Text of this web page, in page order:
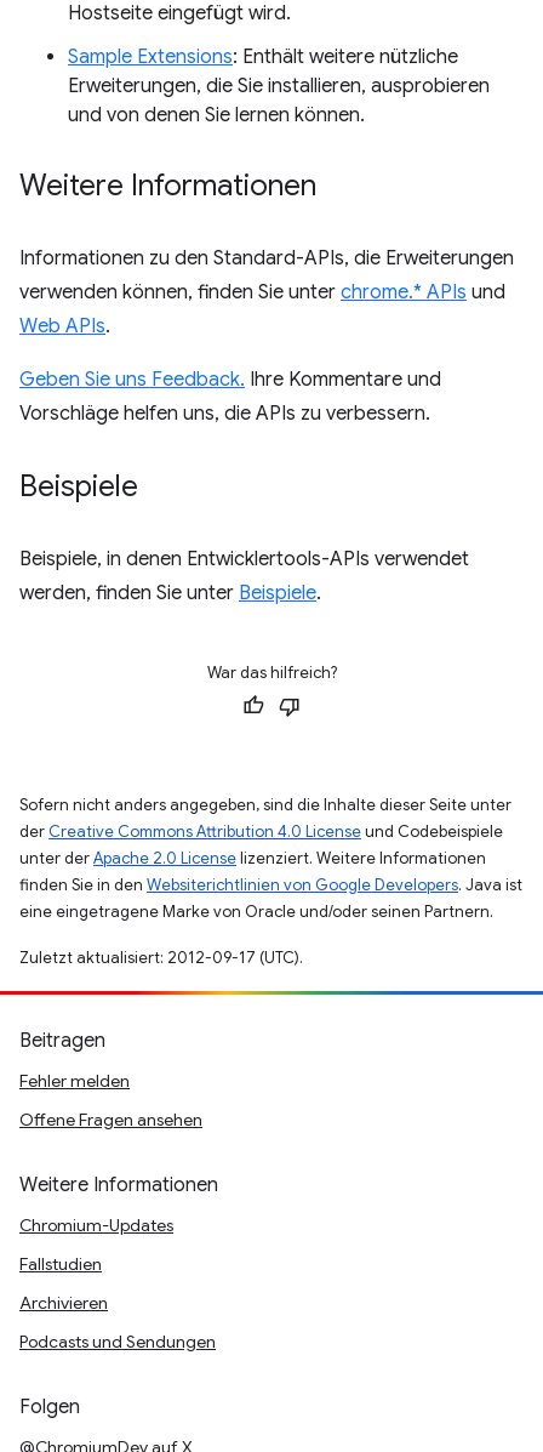
Hostseite eingefügt wird.
Sample Extensions: Enthält weitere nützliche
Erweiterungen, die Sie installieren, ausprobieren
und von denen Sie lernen können.
Weitere Informationen
Informationen zu den Standard-APIs, die Erweiterungen
verwenden können, finden Sie unter chrome.* APIs und
Web APIs.
Geben Sie uns Feedback. Ihre Kommentare und
Vorschläge helfen uns, die APIs zu verbessern.
Beispiele
Beispiele, in denen Entwicklertools-APIs verwendet
werden, finden Sie unter Beispiele.
War das hilfreich?
Sofern nicht anders angegeben, sind die Inhalte dieser Seite unter
der Creative Commons Attribution 4.0 Licenseund Codebeispiele
unter derApache 2.0 Licenselizenziert. Weitere Informationen
finden Sie in den Websiterichtlinien von Google Developers. Java ist
eine eingetragene Marke von Oracle und/oder seinen Partnern.
Zuletzt aktualisiert: 2012-09-17 (UTC).
Beitragen
Fehler melden
Offene Fragen ansehen
Weitere Informationen
Chromium-Updates
Fallstudien
Archivieren
Podcasts und Sendungen
Folgen
@ChromiumDev auf X